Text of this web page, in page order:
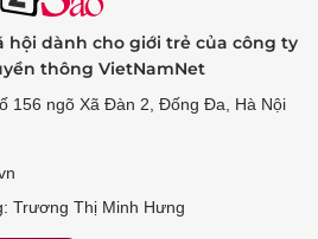
hội dành cho giới trẻ của công ty
thông VietNamNet
156 ngõ Xã Đàn 2, Đống Đa, Hà Nội
Trương Thị Minh Hưng